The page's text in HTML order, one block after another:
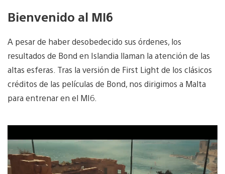
Bienvenido al MI6
A pesar de haber desobedecido sus órdenes, los
resultados de Bond en Islandia llaman la atención de las
altas esferas. Tras la versión de First Light de los clásicos
créditos de las películas de Bond, nos dirigimos a Malta
para entrenar en el MI6.